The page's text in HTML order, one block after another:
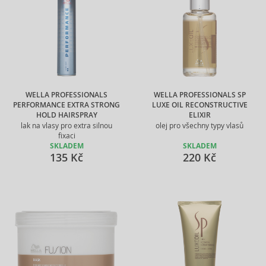
WELLA PROFESSIONALS
PERFORMANCE EXTRA STRONG
HOLD HAIRSPRAY
lak na vlasy pro extra silnou
fixaci
SKLADEM
135 Kč
WELLA PROFESSIONALS SP
LUXE OIL RECONSTRUCTIVE
ELIXIR
olej pro všechny typy vlasů
SKLADEM
220 Kč